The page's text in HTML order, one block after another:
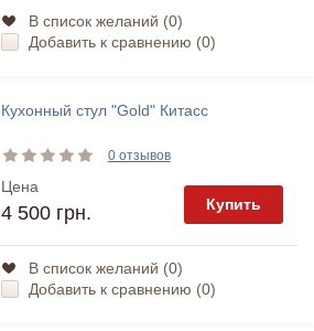
В список желаний (0)
Добавить к сравнению (0)
Кухонный стул "Gold" Китасс
0 отзывов
Цена
4 500 грн. Купить
В список желаний (0)
Добавить к сравнению (0)